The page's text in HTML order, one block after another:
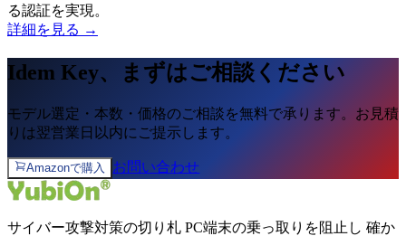
る認証を実現。
詳細を見る →
Idem Key、まずはご相談ください
モデル選定・本数・価格のご相談を無料で承ります。お見積
りは翌営業日以内にご提示します。
Amazonで購入 お問い合わせ
サイバー攻撃対策の切り札 PC端末の乗っ取りを阻止し 確か